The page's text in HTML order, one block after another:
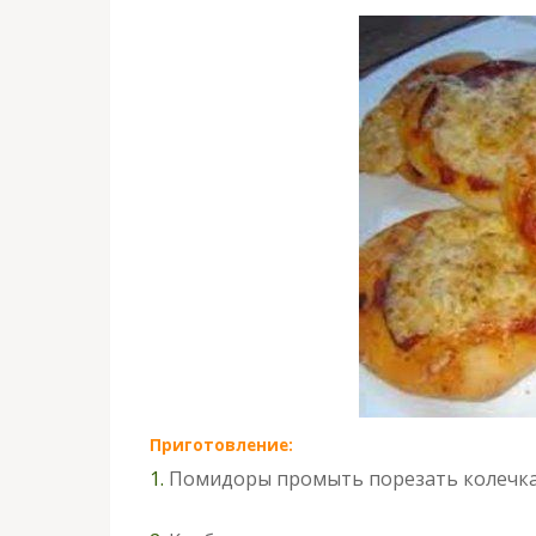
Приготовление:
1. Помидоры промыть порезать